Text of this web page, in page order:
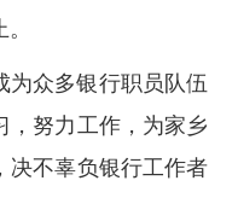
为众多银行职员队伍
，努力工作，为家乡
决不辜负银行工作者